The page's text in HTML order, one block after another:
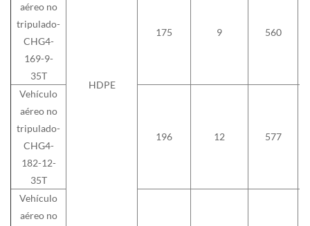
HDPE
aéreo no
tripulado-
CHG4-
169-9-
35T
175 9 560
Vehículo
aéreo no
tripulado-
CHG4-
182-12-
35T
196 12 577
Vehículo
aéreo no